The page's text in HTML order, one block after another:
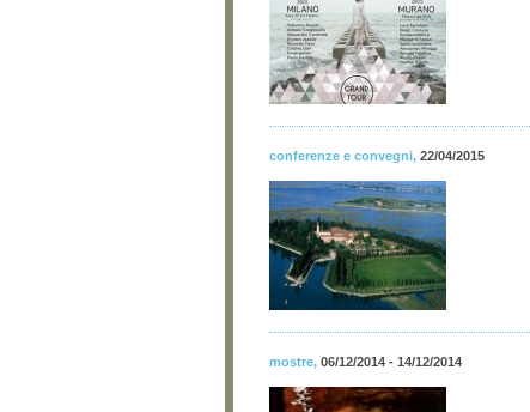
conferenze e convegni, 22/04/2015
mostre, 06/12/2014 - 14/12/2014